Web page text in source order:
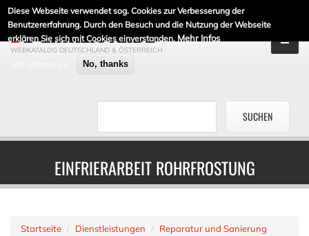
Diese Webseite verwendet sog. Cookies zur Verbesserung der
Benutzererfahrung. Durch den Besuch und die Nutzung der Webseite
erklären Sie sich mit Cookies einverstanden. Mehr Infos
No, thanks
DE-LINKLISTE.DE
WEBKATALOG DEUTSCHLAND & ÖSTERREICH
EINFRIERARBEIT ROHRFROSTUNG
Startseite Dienstleistungen
Reparatur und Sanierung